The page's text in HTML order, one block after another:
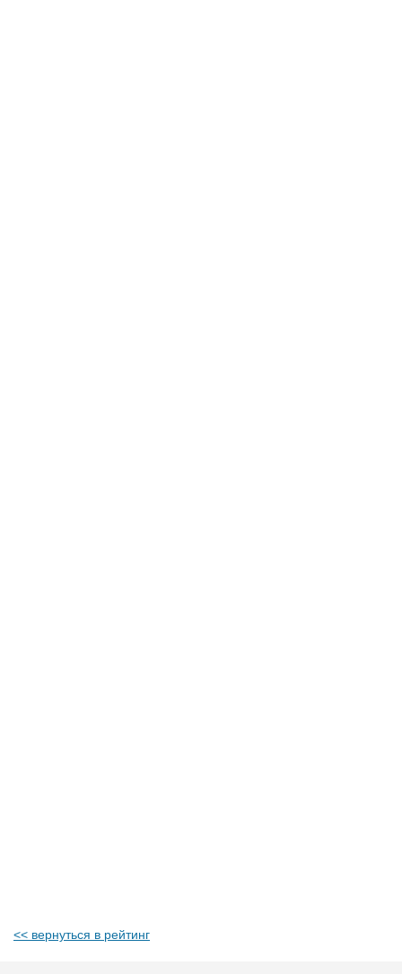
<< вернуться в рейтинг